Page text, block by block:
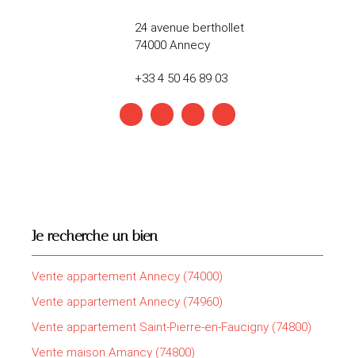
24 avenue berthollet
74000 Annecy
+33 4 50 46 89 03
Je recherche un bien
Vente appartement Annecy (74000)
Vente appartement Annecy (74960)
Vente appartement Saint-Pierre-en-Faucigny (74800)
Vente maison Amancy (74800)